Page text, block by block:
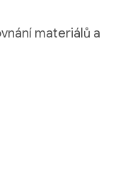
materiálů a